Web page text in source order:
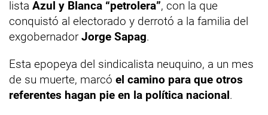
lista Azul y Blanca “petrolera”, con la que
conquistó al electorado y derrotó a la familia del
exgobernador Jorge Sapag.
Esta epopeya del sindicalista neuquino, a un mes
de su muerte, marcó el camino para que otros
referentes hagan pie en la política nacional.